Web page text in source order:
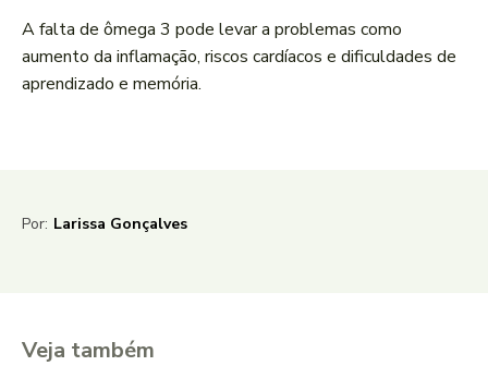
A falta de ômega 3 pode levar a problemas como
aumento da inflamação, riscos cardíacos e dificuldades de
aprendizado e memória.
Por: Larissa Gonçalves
Veja também